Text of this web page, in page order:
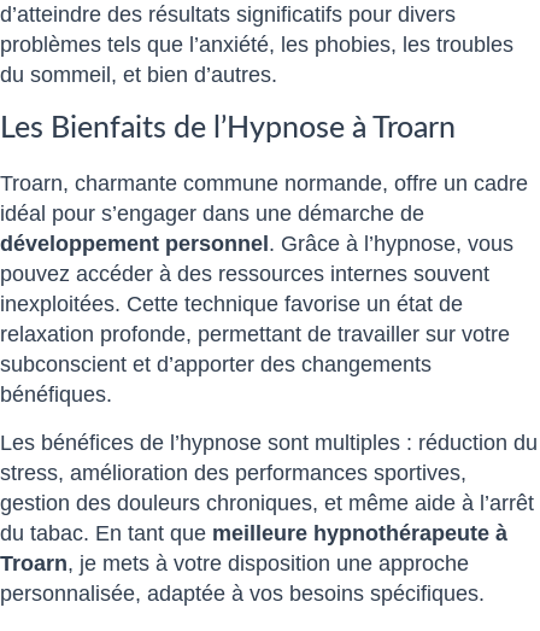
d’atteindre des résultats significatifs pour divers
problèmes tels que l’anxiété, les phobies, les troubles
du sommeil, et bien d’autres.
Les Bienfaits de l’Hypnose à Troarn
Troarn, charmante commune normande, offre un cadre
idéal pour s’engager dans une démarche de
développement personnel . Grâce à l’hypnose, vous
pouvez accéder à des ressources internes souvent
inexploitées. Cette technique favorise un état de
relaxation profonde, permettant de travailler sur votre
subconscient et d’apporter des changements
bénéfiques.
Les bénéfices de l’hypnose sont multiples : réduction du
stress, amélioration des performances sportives,
gestion des douleurs chroniques, et même aide à l’arrêt
du tabac. En tant que meilleure hypnothérapeute à
Troarn, je mets à votre disposition une approche
personnalisée, adaptée à vos besoins spécifiques.